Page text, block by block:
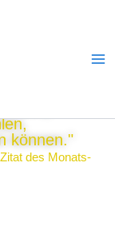
dass
können."
des Monats-